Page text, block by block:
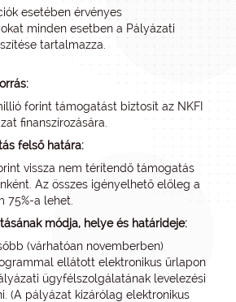
esetében érvényes
minden esetben a Pályázati
tartalmazza.
forint támogatást biztosít az NKFI
finanszírozására.
felső határa:
vissza nem térítendő támogatás
Az összes igényelhető előleg a
75%-a lehet.
módja, helye és határideje:
(várhatóan novemberben)
ellátott elektronikus űrlapon
ügyfélszolgálatának levelezési
(A pályázat kizárólag elektronikus